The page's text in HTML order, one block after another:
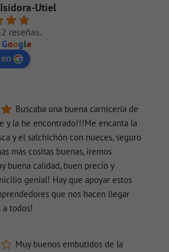
Utiel
reseñas.
Google
Buscaba una buena carnicería de
y la he encontrado!!!Me encanta la
y el salchichón con nueces, seguro
más cositas buenas, iremos
buena calidad, buen precio y
genial! Hay que apoyar estos
que nos hacen llegar
a todos!
Muy buenos embutidos de la